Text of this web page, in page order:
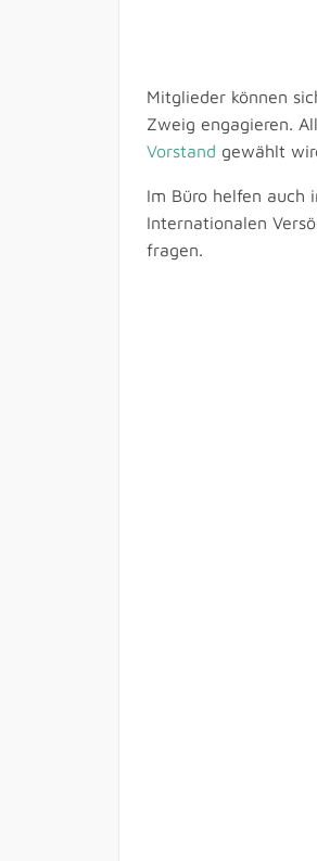
Mitglieder können
Zweig engagieren.
Vorstand gewählt
Im Büro helfen auch
Internationalen
fragen.